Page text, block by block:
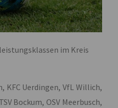
im Kreis
KFC Uerdingen, VfL Willich,
Bockum, OSV Meerbusch,